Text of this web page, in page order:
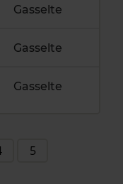
Gasselte
Gasselte
Gasselte
5